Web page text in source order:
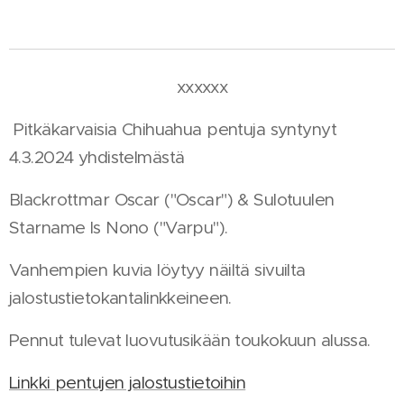
xxxxxx
Pitkäkarvaisia Chihuahua pentuja syntynyt
4.3.2024 yhdistelmästä
Blackrottmar Oscar ("Oscar") & Sulotuulen
Starname Is Nono ("Varpu").
Vanhempien kuvia löytyy näiltä sivuilta
jalostustietokantalinkkeineen.
Pennut tulevat luovutusikään toukokuun alussa.
Linkki pentujen jalostustietoihin